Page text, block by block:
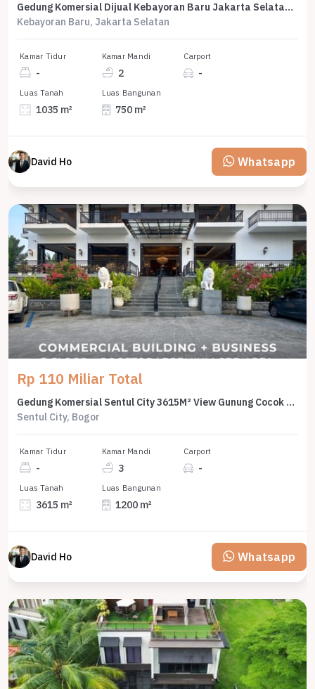
Gedung Komersial Dijual Kebayoran Baru Jakarta Selatan Tanah 1.035M²
Kebayoran Baru, Jakarta Selatan
Kamar Tidur
-
Kamar Mandi
2
Carport
-
Luas Tanah
1035 m²
Luas Bangunan
750 m²
David Ho Whatsapp
Rp 110 Miliar Total
Gedung Komersial Sentul City 3615M² View Gunung Cocok Restoran & Venue
Sentul City, Bogor
Kamar Tidur
-
Kamar Mandi
3
Carport
-
Luas Tanah
3615 m²
Luas Bangunan
1200 m²
David Ho Whatsapp